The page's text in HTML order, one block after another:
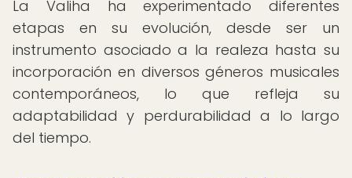
La Valiha ha experimentado diferentes
etapas en su evolución, desde ser un
instrumento asociado a la realeza hasta su
incorporación en diversos géneros musicales
contemporáneos, lo que refleja su
adaptabilidad y perdurabilidad a lo largo
del tiempo.